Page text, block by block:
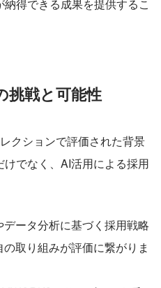
得できる成果を提供するこ
挑戦と可能性
クションで評価された背景
でなく、AI活用による採用
ータ分析に基づく採用戦略
取り組みが評価に繋がりま